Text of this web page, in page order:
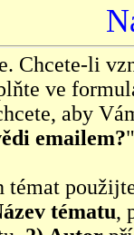
Chcete-li
ve
aby
emailem?
tématu,